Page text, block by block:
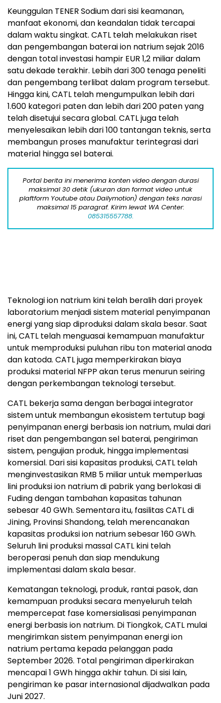
Keunggulan TENER Sodium dari sisi keamanan,
manfaat ekonomi, dan keandalan tidak tercapai
dalam waktu singkat. CATL telah melakukan riset
dan pengembangan baterai ion natrium sejak 2016
dengan total investasi hampir EUR 1,2 miliar dalam
satu dekade terakhir. Lebih dari 300 tenaga peneliti
dan pengembang terlibat dalam program tersebut.
Hingga kini, CATL telah mengumpulkan lebih dari
1.600 kategori paten dan lebih dari 200 paten yang
telah disetujui secara global. CATL juga telah
menyelesaikan lebih dari 100 tantangan teknis, serta
membangun proses manufaktur terintegrasi dari
material hingga sel baterai.
Portal berita ini menerima konten video dengan durasi
maksimal 30 detik (ukuran dan format video untuk
plaftform Youtube atau Dailymotion) dengan teks narasi
maksimal 15 paragraf. Kirim lewat WA Center:
085315557788.
Teknologi ion natrium kini telah beralih dari proyek
laboratorium menjadi sistem material penyimpanan
energi yang siap diproduksi dalam skala besar. Saat
ini, CATL telah menguasai kemampuan manufaktur
untuk memproduksi puluhan ribu ton material anoda
dan katoda. CATL juga memperkirakan biaya
dengan perkembangan teknologi tersebut.
CATL bekerja sama dengan berbagai integrator
sistem untuk membangun ekosistem tertutup bagi
penyimpanan energi berbasis ion natrium, mulai dari
riset dan pengembangan sel baterai, pengiriman
sistem, pengujian produk, hingga implementasi
komersial. Dari sisi kapasitas produksi, CATL telah
menginvestasikan RMB 5 miliar untuk memperluas
lini produksi ion natrium di pabrik yang berlokasi di
Fuding dengan tambahan kapasitas tahunan
sebesar 40 GWh. Sementara itu, fasilitas CATL di
Jining, Provinsi Shandong, telah merencanakan
kapasitas produksi ion natrium sebesar 160 GWh.
Seluruh lini produksi massal CATL kini telah
implementasi dalam skala besar.
Kematangan teknologi, produk, rantai pasok, dan
kemampuan produksi secara menyeluruh telah
mempercepat fase komersialisasi penyimpanan
energi berbasis ion natrium. Di Tiongkok, CATL mulai
mengirimkan sistem penyimpanan energi ion
natrium pertama kepada pelanggan pada
September 2026. Total pengiriman diperkirakan
mencapai 1 GWh hingga akhir tahun. Di sisi lain,